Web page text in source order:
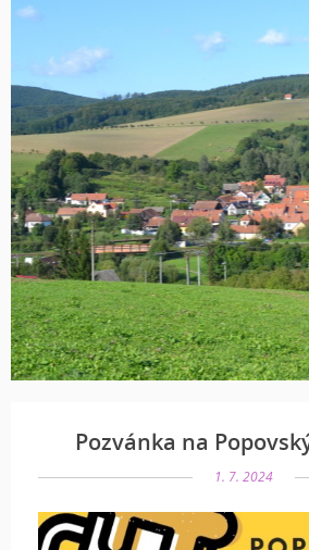
Pozvánka na
1. 7. 2024